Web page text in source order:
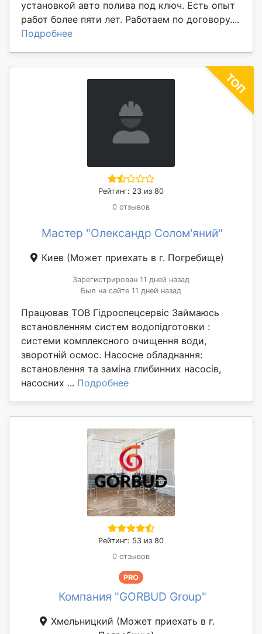
установкой авто полива под ключ. Есть опыт
работ более пяти лет. Работаем по договору....
Подробнее
Рейтинг: 23 из 80
0 отзывов
Мастер "Олександр Солом'яний"
Киев (Может приехать в г. Погребище)
Зарегистрирован 11 дней назад
Был на сайте 11 дней назад
Працював ТОВ Гідроспецсервіс Займаюсь
встановленням систем водопідготовки :
системи комплексного очищення води,
зворотній осмос. Насосне обладнання:
встановлення та заміна глибинних насосів,
насосних ... Подробнее
Рейтинг: 53 из 80
0 отзывов
PRO
Компания "GORBUD Group"
Хмельницкий (Может приехать в г.